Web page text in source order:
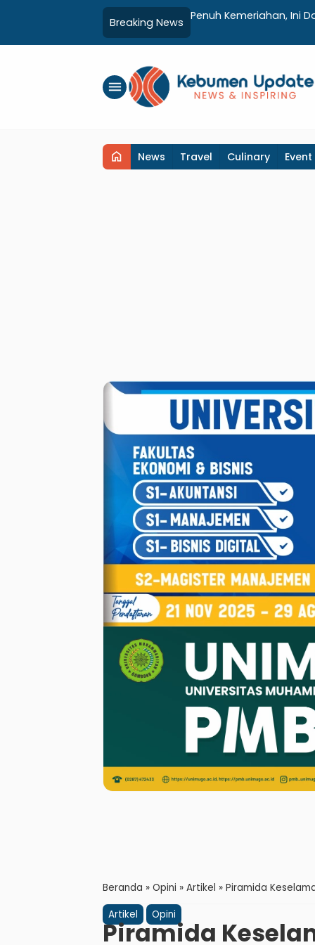
Breaking News
Kebumen Dorong Integrasi
Penuh Kemeriahan, Ini
menu
home News Travel Culinary Event
Beranda » Opini » Artikel » Piramida
Artikel
Opini
Piramida